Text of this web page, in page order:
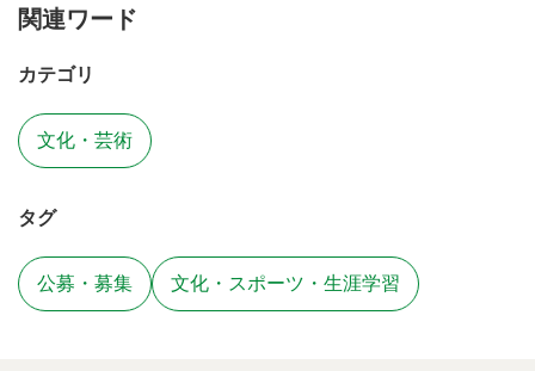
関連ワード
カテゴリ
文化・芸術
タグ
公募・募集 文化・スポーツ・生涯学習